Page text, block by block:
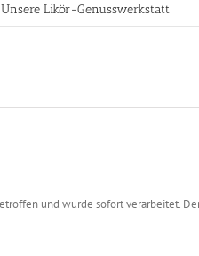
Unsere Likör-Genusswerkstatt
und wurde sofort verarbeitet.